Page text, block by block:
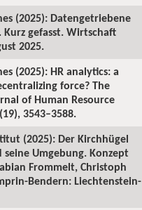
(2025): Datengetriebene
gefasst. Wirtschaft
2025.
(2025): HR analytics: a
force? The
of Human Resource
3543–3588.
(2025): Der Kirchhügel
Umgebung. Konzept
Frommelt, Christoph
Bendern: Liechtenstein-